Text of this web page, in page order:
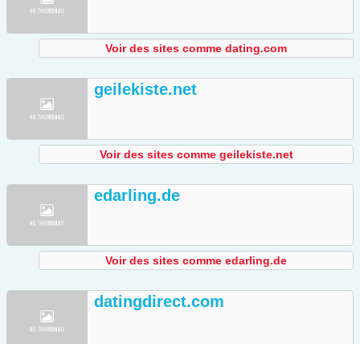
Voir des sites comme dating.com
geilekiste.net
Voir des sites comme geilekiste.net
edarling.de
Voir des sites comme edarling.de
datingdirect.com